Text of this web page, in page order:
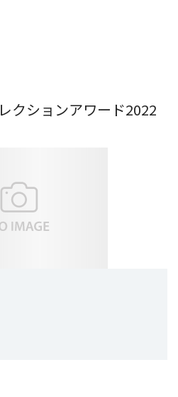
クションアワード2022